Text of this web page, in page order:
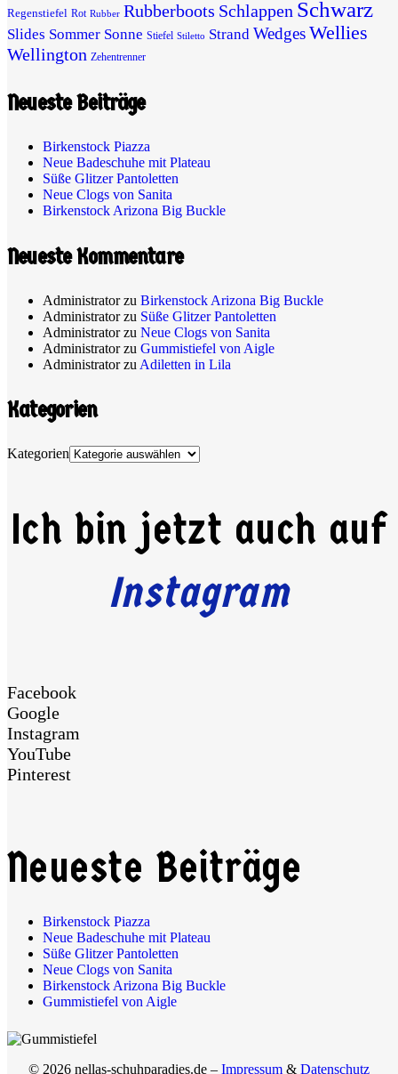
Regenstiefel Rot Rubber Rubberboots Schlappen Schwarz
Slides Sommer Sonne Stiefel Stiletto Strand WedgesWellies
Wellington Zehentrenner
Neueste Beiträge
Birkenstock Piazza
Neue Badeschuhe mit Plateau
Süße Glitzer Pantoletten
Neue Clogs von Sanita
Birkenstock Arizona Big Buckle
Neueste Kommentare
Administratorzu Birkenstock Arizona Big Buckle
Administratorzu Süße Glitzer Pantoletten
Administratorzu Neue Clogs von Sanita
Administratorzu Gummistiefel von Aigle
Administratorzu Adiletten in Lila
Kategorien
Kategorien
Ich bin jetzt auch auf
Instagram
Facebook
Google
Instagram
YouTube
Pinterest
Neueste Beiträge
Birkenstock Piazza
Neue Badeschuhe mit Plateau
Süße Glitzer Pantoletten
Neue Clogs von Sanita
Birkenstock Arizona Big Buckle
Gummistiefel von Aigle
© 2026 nellas-schuhparadies.de – Impressum & Datenschutz